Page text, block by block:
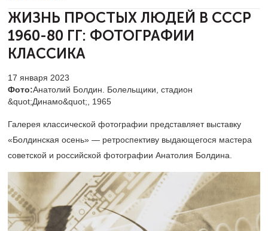
ЖИЗНЬ ПРОСТЫХ ЛЮДЕЙ В СССР
1960-80 ГГ: ФОТОГРАФИИ
КЛАССИКА
17 января 2023
Фото:Анатолий Болдин. Болельщики, стадион
&quot;Динамо&quot;, 1965
Галерея классической фотографии представляет выставку
«Болдинская осень» — ретроспективу выдающегося мастера
советской и российской фотографии Анатолия Болдина.